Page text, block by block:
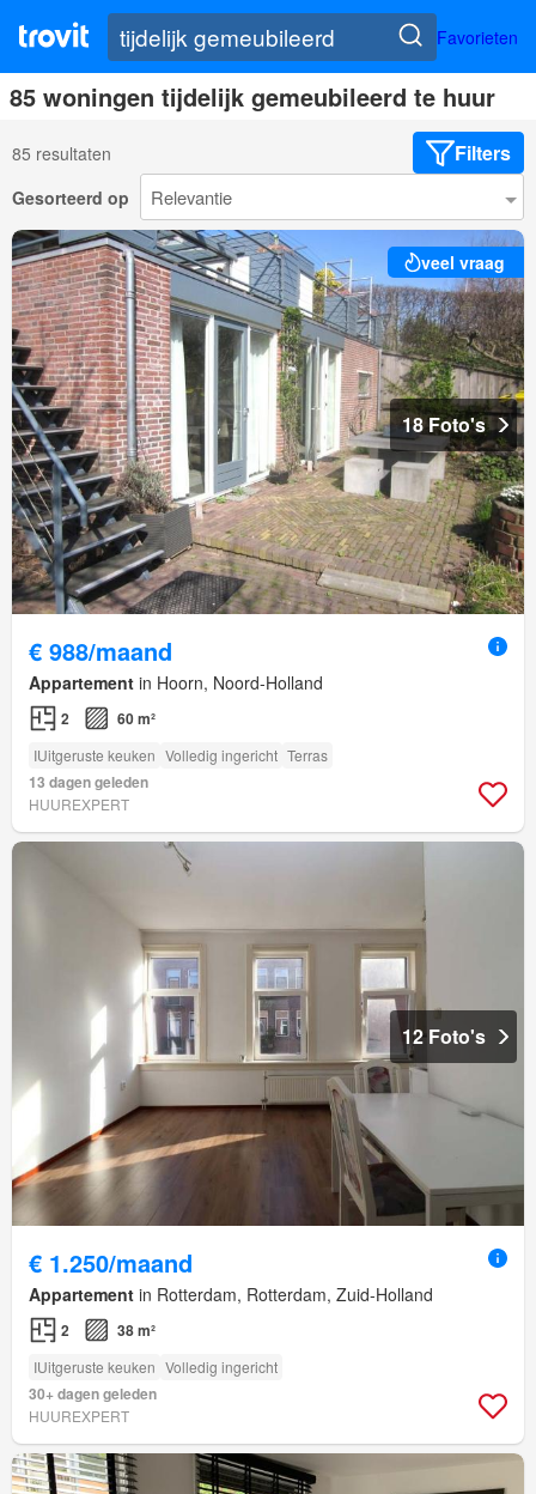
Favorieten
85 woningen tijdelijk gemeubileerd te huur
85 resultaten Filters
Gesorteerd op
veel vraag
18 Foto's
€ 988/maand
Appartement in Hoorn, Noord-Holland
2 60 m²
IUitgeruste keuken Volledig ingericht Terras
13 dagen geleden
HUUREXPERT
12 Foto's
€ 1.250/maand
Appartement in Rotterdam, Rotterdam, Zuid-Holland
2 38 m²
IUitgeruste keuken Volledig ingericht
30+ dagen geleden
HUUREXPERT